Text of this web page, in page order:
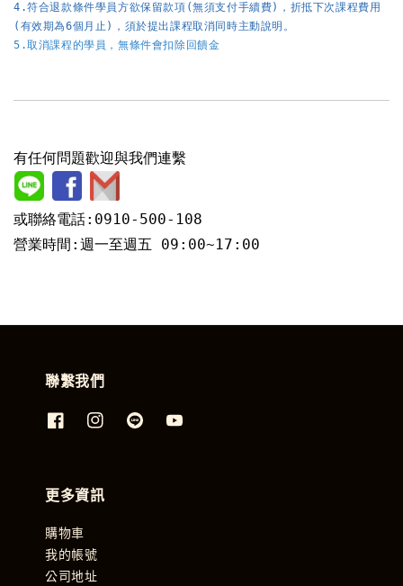
4.符合退款條件學員方欲保留款項(無須支付手續費)，折抵下次課程費用
(有效期為6個月止)，須於提出課程取消同時主動說明。
5.取消課程的學員，無條件會扣除回饋金
有任何問題歡迎與我們連繫
或聯絡電話:0910-500-108
營業時間:週一至週五 09:00~17:00
聯繫我們
更多資訊
購物車
我的帳號
公司地址